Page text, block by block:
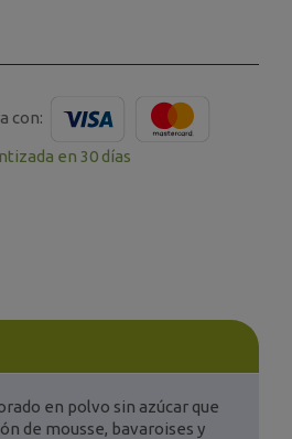
con:
en 30 días
en polvo sin azúcar que
de mousse, bavaroises y